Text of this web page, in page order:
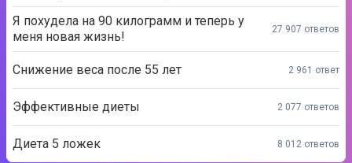
Я похудела на 90 килограмм и теперь у
меня новая жизнь!
27 907 ответов
Снижение веса после 55 лет 2 961 ответ
Эффективные диеты 2 077 ответов
Диета 5 ложек 8 012 ответов